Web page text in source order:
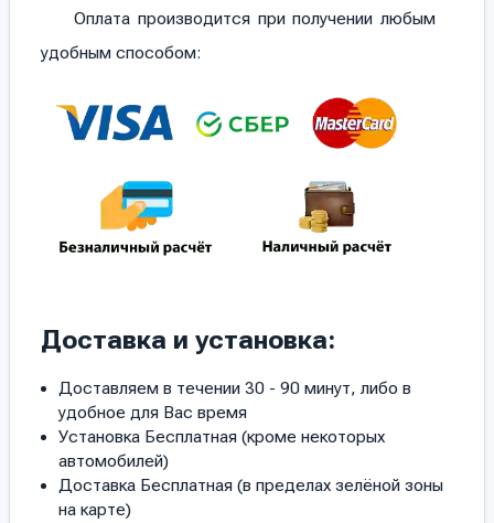
Оплата производится при получении любым
удобным способом:
Доставка и установка:
Доставляем в течении 30 - 90 минут, либо в
удобное для Вас время
Установка Бесплатная (кроме некоторых
автомобилей)
Доставка Бесплатная (в пределах зелёной зоны
на карте)